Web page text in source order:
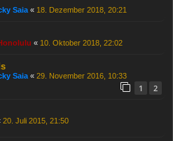
Saia « 18. Dezember 2018, 20:21
« 10. Oktober 2018, 22:02
Saia « 29. November 2016, 10:33
1 2
20. Juli 2015, 21:50